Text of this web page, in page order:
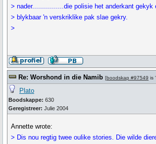
> nader................die polisie het anderkant gekyk
> blykbaar 'n verskriklike pak slae gekry.
>
Re: Worshond in die Namib [boodskap #97549 is
Plato
Boodskappe: 630
Geregistreer: Julie 2004
Annette wrote:
> Dis nou regtig twee oulike stories. Die wilde